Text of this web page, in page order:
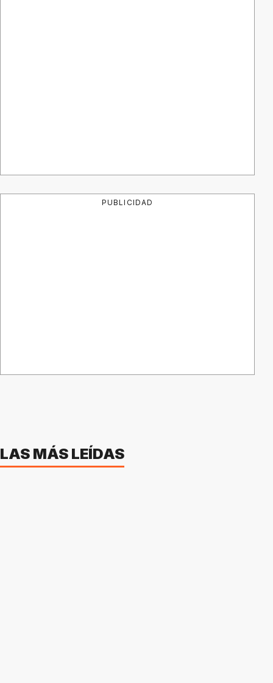
PUBLICIDAD
LAS MÁS LEÍDAS